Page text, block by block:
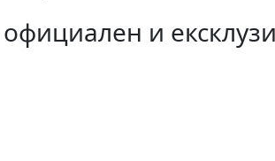
официален и